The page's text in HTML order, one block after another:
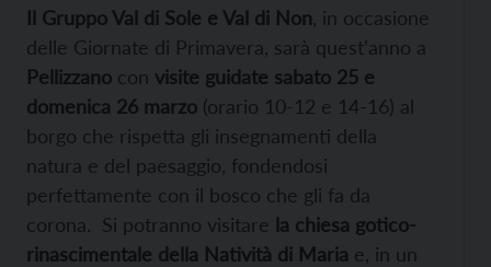
Il Gruppo Val di Sole e Val di Non , in occasione
delle Giornate di Primavera, sarà quest’anno a
Pellizzano con visite guidate sabato 25 e
domenica 26 marzo (orario 10-12 e 14-16) al
borgo che rispetta gli insegnamenti della
natura e del paesaggio, fondendosi
perfettamente con il bosco che gli fa da
corona. Si potranno visitare la chiesa gotico-
rinascimentale della Natività di Maria e, in un